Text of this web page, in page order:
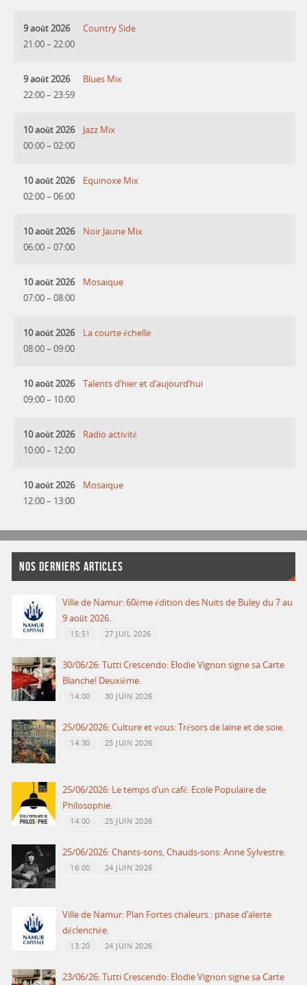
9 août 2026
21:00– 22:00
Country Side
9 août 2026
22:00– 23:59
Blues Mix
10 août 2026
00:00– 02:00
Jazz Mix
10 août 2026
02:00– 06:00
Equinoxe Mix
10 août 2026
06:00– 07:00
Noir Jaune Mix
10 août 2026
07:00– 08:00
Mosaique
10 août 2026
08:00– 09:00
La courte échelle
10 août 2026
09:00– 10:00
Talents d’hier et d’aujourd’hui
10 août 2026
10:00– 12:00
Radio activité
10 août 2026
12:00– 13:00
Mosaique
NOS DERNIERS ARTICLES
Ville de Namur: 60ème édition des Nuits de Buley du 7 au
9 août 2026.
15:51 27 JUIL 2026
30/06/26: Tutti Crescendo: Elodie Vignon signe sa Carte
Blanche! Deuxième.
14:00 30 JUIN 2026
25/06/2026: Culture et vous: Trésors de laine et de soie.
14:30 25 JUIN 2026
25/06/2026: Le temps d’un café: Ecole Populaire de
Philosophie.
14:00 25 JUIN 2026
25/06/2026: Chants-sons, Chauds-sons: Anne Sylvestre.
16:00 24 JUIN 2026
Ville de Namur: Plan Fortes chaleurs : phase d’alerte
déclenchée.
13:20 24 JUIN 2026
23/06/26: Tutti Crescendo: Elodie Vignon signe sa Carte